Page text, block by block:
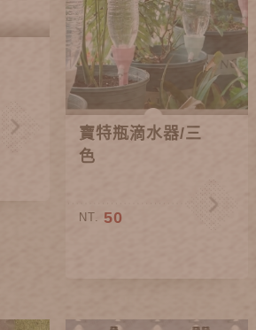
寶特瓶滴水器/三
色
NT. 50